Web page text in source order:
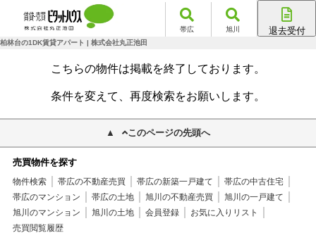
帯広 旭川 退去受付
柏林台の1DK賃貸アパート | 株式会社丸正池田
こちらの物件は掲載を終了しております。
条件を変えて、再度検索をお願いします。
このページの先頭へ
売買物件を探す
物件検索 帯広の不動産売買 帯広の新築一戸建て
帯広の中古住宅
帯広のマンション
帯広の土地 旭川の不動産売買
旭川の一戸建て
旭川のマンション
旭川の土地 会員登録
お気に入りリスト
売買閲覧履歴